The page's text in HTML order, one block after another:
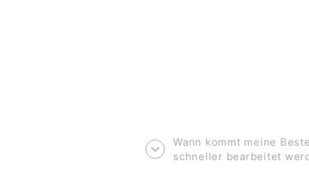
Wann kommt meine
schneller bearbeitet